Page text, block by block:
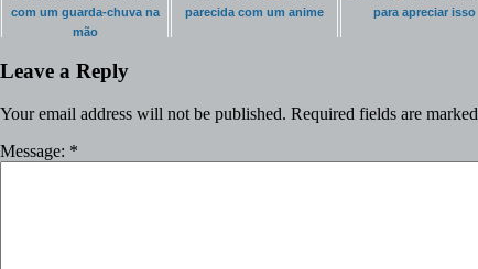
com um guarda-chuva na
mão
parecida com um anime
para apreciar isso
Leave a Reply
Your email address will not be published. Required fields are marked
Message: *